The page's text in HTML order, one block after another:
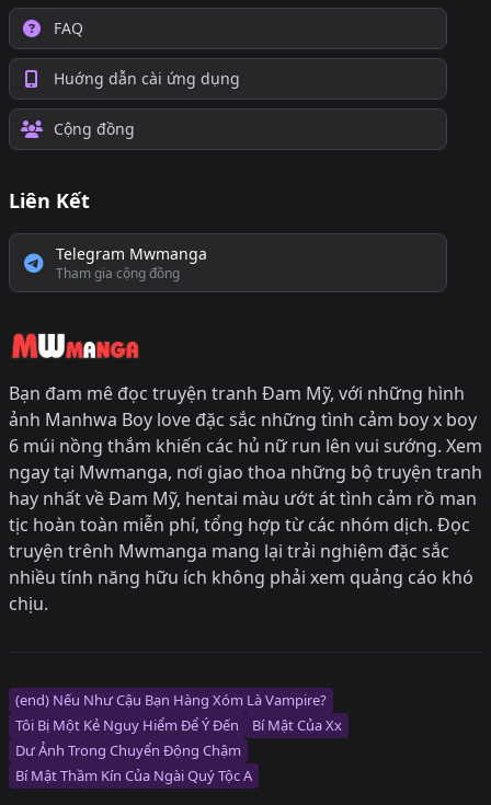
FAQ
Huớng dẫn cài ứng dụng
Cộng đồng
Liên Kết
Telegram Mwmanga
Tham gia cộng đồng
Bạn đam mê đọc truyện tranh Đam Mỹ, với những hình
ảnh Manhwa Boy love đặc sắc những tình cảm boy x boy
6 múi nồng thắm khiến các hủ nữ run lên vui sướng. Xem
ngay tại Mwmanga, nơi giao thoa những bộ truyện tranh
hay nhất về Đam Mỹ, hentai màu ướt át tình cảm rồ man
tịc hoàn toàn miễn phí, tổng hợp từ các nhóm dịch. Đọc
truyện trênh Mwmanga mang lại trải nghiệm đặc sắc
nhiều tính năng hữu ích không phải xem quảng cáo khó
chịu.
(end) Nếu Như Cậu Bạn Hàng Xóm Là Vampire?
Tôi Bị Một Kẻ Nguy Hiểm Để Ý Đến
Bí Mật Của Xx
Dư Ảnh Trong Chuyển Động Chậm
Bí Mật Thầm Kín Của Ngài Quý Tộc Α